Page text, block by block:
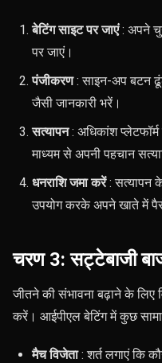
बेटिंग साइट पर जाएं: अपने
पर जाएं।
पंजीकरण: साइन-अप बटन
जैसी जानकारी भरें।
सत्यापन: अधिकांश
माध्यम से अपनी पहचान
धनराशि जमा करें: सत्यापन
उपयोग करके अपने खाते में
चरण 3: सट्टेबाजी
जीतने की संभावना बढ़ाने के लिए
करें। आईपीएल बेटिंग में कुछ
मैच विजेता: शर्त लगाएं कि